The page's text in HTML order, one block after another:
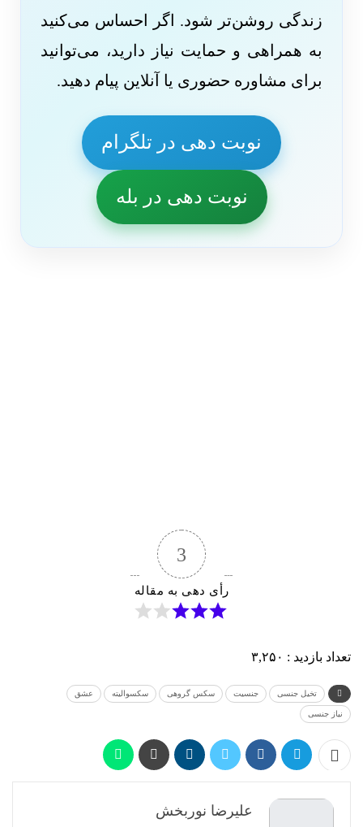
زندگی روشن‌تر شود. اگر احساس می‌کنید
به همراهی و حمایت نیاز دارید، می‌توانید
برای مشاوره حضوری یا آنلاین پیام دهید.
نوبت دهی در تلگرام
نوبت دهی در بله
3
رأی دهی به مقاله
تعداد بازدید : ۳,۲۵۰
تخیل جنسی جنسیت سکس گروهی سکسوالیته عشق
نیاز جنسی
علیرضا نوربخش